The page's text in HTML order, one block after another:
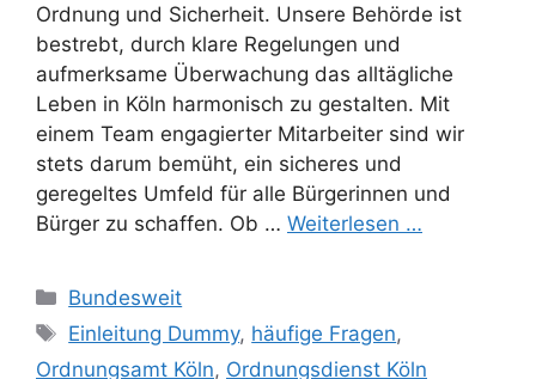
Ordnung und Sicherheit. Unsere Behörde ist
bestrebt, durch klare Regelungen und
aufmerksame Überwachung das alltägliche
Leben in Köln harmonisch zu gestalten. Mit
einem Team engagierter Mitarbeiter sind wir
stets darum bemüht, ein sicheres und
geregeltes Umfeld für alle Bürgerinnen und
Bürger zu schaffen. Ob … Weiterlesen …
Kategorien
Bundesweit
Schlagwörter
Einleitung Dummy, häufige Fragen,
Ordnungsamt Köln, Ordnungsdienst Köln